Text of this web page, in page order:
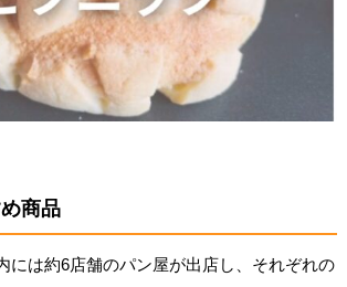
商品
には約6店舗のパン屋が出店し、それぞれの